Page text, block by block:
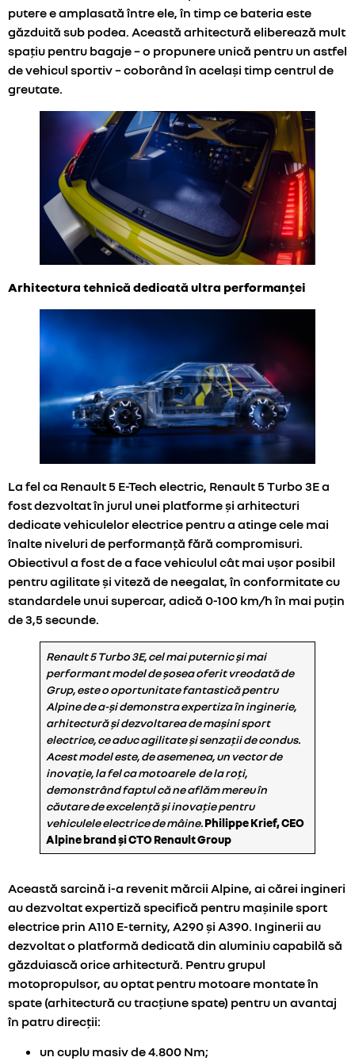
putere e amplasată între ele, în timp ce bateria este
găzduită sub podea. Această arhitectură eliberează mult
spațiu pentru bagaje – o propunere unică pentru un astfel
de vehicul sportiv – coborând în același timp centrul de
greutate.
Arhitectura tehnică dedicată ultra performanței
La fel ca Renault 5 E-Tech electric, Renault 5 Turbo 3E a
fost dezvoltat în jurul unei platforme și arhitecturi
dedicate vehiculelor electrice pentru a atinge cele mai
înalte niveluri de performanță fără compromisuri.
Obiectivul a fost de a face vehiculul cât mai ușor posibil
pentru agilitate și viteză de neegalat, în conformitate cu
standardele unui supercar, adică 0-100 km/h în mai puțin
de 3,5 secunde.
Renault 5 Turbo 3E, cel mai puternic și mai
performant model de șosea oferit vreodată de
Grup, este o oportunitate fantastică pentru
Alpine de a-și demonstra expertiza în inginerie,
arhitectură și dezvoltarea de mașini sport
electrice, ce aduc agilitate și senzații de condus.
Acest model este, de asemenea, un vector de
inovație, la fel ca motoarele de la roți,
demonstrând faptul că ne aflăm mereu în
căutare de excelență și inovație pentru
vehiculele electrice de mâine.Philippe Krief, CEO
Alpine brand și CTO Renault Group
Această sarcină i-a revenit mărcii Alpine, ai cărei ingineri
au dezvoltat expertiză specifică pentru mașinile sport
electrice prin A110 E-ternity, A290 și A390. Inginerii au
dezvoltat o platformă dedicată din aluminiu capabilă să
găzduiască orice arhitectură. Pentru grupul
motopropulsor, au optat pentru motoare montate în
spate (arhitectură cu tracțiune spate) pentru un avantaj
în patru direcții:
un cuplu masiv de 4.800 Nm;